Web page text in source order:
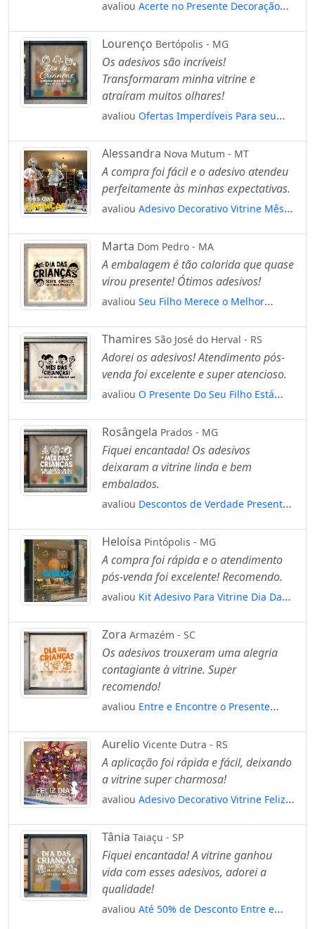
avaliou Acerte no Presente Decoração
Crianças Mod:125
Lourenço Bertópolis - MG
Os adesivos são incríveis!
Transformaram minha vitrine e
atraíram muitos olhares!
avaliou Ofertas Imperdíveis Para seu
Crianças Mod:104
Alessandra Nova Mutum - MT
A compra foi fácil e o adesivo atendeu
perfeitamente às minhas expectativas.
avaliou Adesivo Decorativo Vitrine Mês
Marta Dom Pedro - MA
A embalagem é tão colorida que quase
virou presente! Ótimos adesivos!
avaliou Seu Filho Merece o Melhor
Crianças Mod:83
Thamires São José do Herval - RS
Adorei os adesivos! Atendimento pós-
venda foi excelente e super atencioso.
avaliou O Presente Do Seu Filho Está
Crianças Mod:124
Rosângela Prados - MG
Fiquei encantada! Os adesivos
deixaram a vitrine linda e bem
embalados.
avaliou Descontos de Verdade Presentes
Das Crianças Mod:103
Heloísa Pintópolis - MG
A compra foi rápida e o atendimento
pós-venda foi excelente! Recomendo.
avaliou Kit Adesivo Para Vitrine Dia Das
Zora Armazém - SC
Os adesivos trouxeram uma alegria
contagiante à vitrine. Super
recomendo!
avaliou Entre e Encontre o Presente
Crianças Mod:82
Aurelio Vicente Dutra - RS
A aplicação foi rápida e fácil, deixando
a vitrine super charmosa!
avaliou Adesivo Decorativo Vitrine Feliz
Tânia Taiaçu - SP
Fiquei encantada! A vitrine ganhou
vida com esses adesivos, adorei a
qualidade!
avaliou Até 50% de Desconto Entre e